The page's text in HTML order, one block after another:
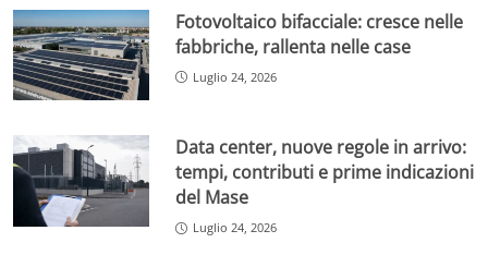
Fotovoltaico bifacciale: cresce nelle
fabbriche, rallenta nelle case
Luglio 24, 2026
Data center, nuove regole in arrivo:
tempi, contributi e prime indicazioni
del Mase
Luglio 24, 2026